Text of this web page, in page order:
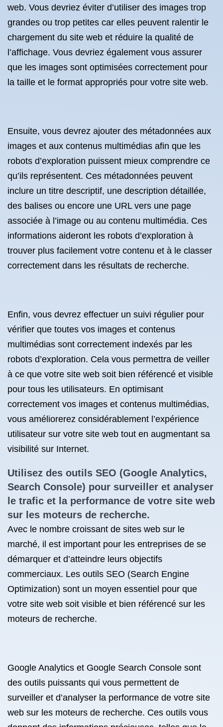
web. Vous devriez éviter d’utiliser des images trop
grandes ou trop petites car elles peuvent ralentir le
chargement du site web et réduire la qualité de
l’affichage. Vous devriez également vous assurer
que les images sont optimisées correctement pour
la taille et le format appropriés pour votre site web.
Ensuite, vous devrez ajouter des métadonnées aux
images et aux contenus multimédias afin que les
robots d’exploration puissent mieux comprendre ce
qu’ils représentent. Ces métadonnées peuvent
inclure un titre descriptif, une description détaillée,
des balises ou encore une URL vers une page
associée à l’image ou au contenu multimédia. Ces
informations aideront les robots d’exploration à
trouver plus facilement votre contenu et à le classer
correctement dans les résultats de recherche.
Enfin, vous devrez effectuer un suivi régulier pour
vérifier que toutes vos images et contenus
multimédias sont correctement indexés par les
robots d’exploration. Cela vous permettra de veiller
à ce que votre site web soit bien référencé et visible
pour tous les utilisateurs. En optimisant
correctement vos images et contenus multimédias,
vous améliorerez considérablement l’expérience
utilisateur sur votre site web tout en augmentant sa
visibilité sur Internet.
Utilisez des outils SEO (Google Analytics,
Search Console) pour surveiller et analyser
le trafic et la performance de votre site web
sur les moteurs de recherche.
Avec le nombre croissant de sites web sur le
marché, il est important pour les entreprises de se
démarquer et d’atteindre leurs objectifs
commerciaux. Les outils SEO (Search Engine
Optimization) sont un moyen essentiel pour que
votre site web soit visible et bien référencé sur les
moteurs de recherche.
Google Analytics et Google Search Console sont
des outils puissants qui vous permettent de
surveiller et d’analyser la performance de votre site
web sur les moteurs de recherche. Ces outils vous